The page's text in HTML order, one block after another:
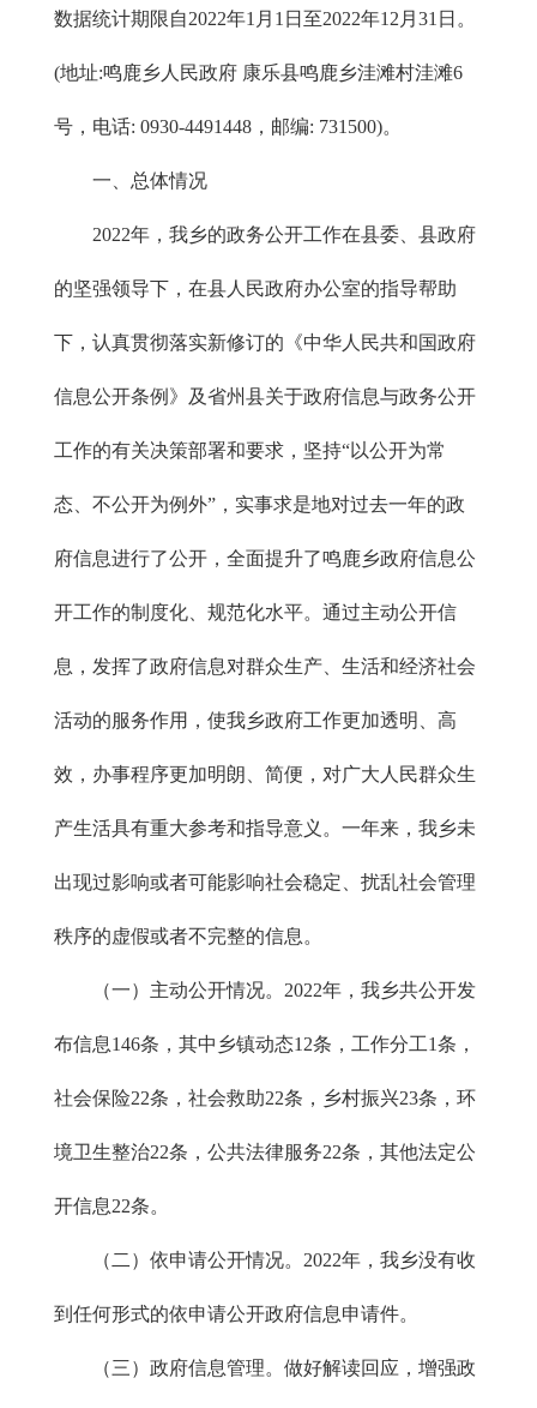
数据统计期限自2022年1月1日至2022年12月31日。
(地址:鸣鹿乡人民政府 康乐县鸣鹿乡洼滩村洼滩6
号，电话: 0930-4491448，邮编: 731500)。
一、总体情况
2022年，我乡的政务公开工作在县委、县政府
的坚强领导下，在县人民政府办公室的指导帮助
下，认真贯彻落实新修订的《中华人民共和国政府
信息公开条例》及省州县关于政府信息与政务公开
工作的有关决策部署和要求，坚持“以公开为常
态、不公开为例外”，实事求是地对过去一年的政
府信息进行了公开，全面提升了鸣鹿乡政府信息公
开工作的制度化、规范化水平。通过主动公开信
息，发挥了政府信息对群众生产、生活和经济社会
活动的服务作用，使我乡政府工作更加透明、高
效，办事程序更加明朗、简便，对广大人民群众生
产生活具有重大参考和指导意义。一年来，我乡未
出现过影响或者可能影响社会稳定、扰乱社会管理
秩序的虚假或者不完整的信息。
（一）主动公开情况。2022年，我乡共公开发
布信息146条，其中乡镇动态12条，工作分工1条，
社会保险22条，社会救助22条，乡村振兴23条，环
境卫生整治22条，公共法律服务22条，其他法定公
开信息22条。
（二）依申请公开情况。2022年，我乡没有收
到任何形式的依申请公开政府信息申请件。
（三）政府信息管理。做好解读回应，增强政